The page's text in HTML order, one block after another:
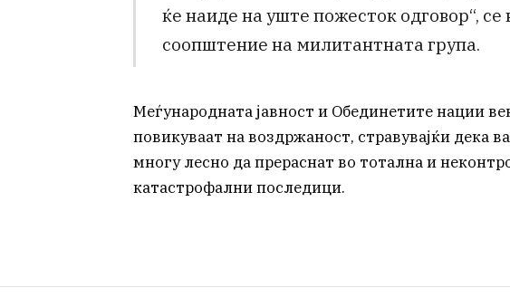
ќе наиде на уште пожесток одговор“,
соопштение на милитантната група.
Меѓународната јавност и Обединетите нации
повикуваат на воздржаност, стравувајќи дека
многу лесно да прераснат во тотална и
катастрофални последици.